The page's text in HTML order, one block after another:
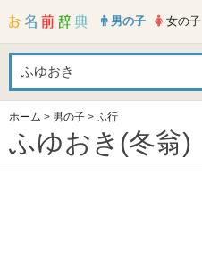
男の子 女の子
ホーム > 男の子 > ふ行
ふゆおき(冬翁)